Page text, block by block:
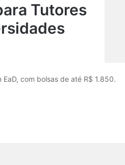
Tutores
com bolsas de até R$ 1.850.